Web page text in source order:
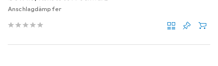
Anschlagdämpfer